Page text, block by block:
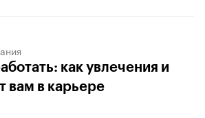
как увлечения и
вам в карьере